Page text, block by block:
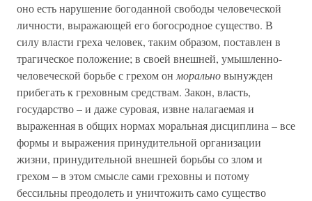
оно есть нарушение богоданной свободы человеческой
личности, выражающей его богосродное существо. В
силу власти греха человек, таким образом, поставлен в
трагическое положение; в своей внешней, умышленно-
человеческой борьбе с грехом он моральновынужден
прибегать к греховным средствам. Закон, власть,
государство – и даже суровая, извне налагаемая и
выраженная в общих нормах моральная дисциплина – все
формы и выражения принудительной организации
жизни, принудительной внешней борьбы со злом и
грехом – в этом смысле сами греховны и потому
бессильны преодолеть и уничтожить само существо